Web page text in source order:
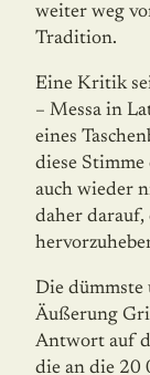
weiter weg
Tradition.
Eine Kritik
– Messa in
eines
diese
auch wieder
daher darauf,
Die dümmste
Äußerung
Antwort auf
die an die 20